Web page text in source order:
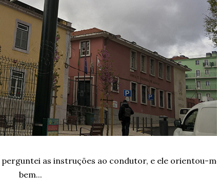
perguntei as instruções ao condutor, e ele orientou-
bem...